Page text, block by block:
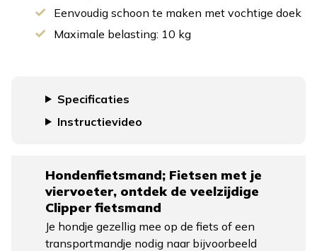
Eenvoudig schoon te maken met vochtige doek
Maximale belasting: 10 kg
Specificaties
Instructievideo
Hondenfietsmand; Fietsen met je
viervoeter, ontdek de veelzijdige
Clipper fietsmand
Je hondje gezellig mee op de fiets of een
transportmandje nodig naar bijvoorbeeld